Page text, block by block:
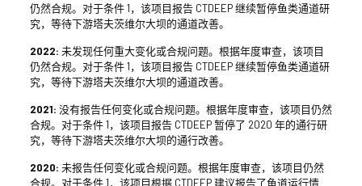
仍然合规。对于条件 1，该项目报告 CTDEEP 继续暂停鱼类通道研
究，等待下游塔夫茨维尔大坝的通道改善。
2022: 未发现任何重大变化或合规问题。根据年度审查，该项目
仍然合规。对于条件 1，该项目报告 CTDEEP 继续暂停鱼类通道研
究，等待下游塔夫茨维尔大坝的通道改善。
2021: 没有报告任何变化或合规问题。根据年度审查，该项目仍然
合规。对于条件 1，该项目报告 CTDEEP 暂停了 2020 年的通行研
究，等待下游塔夫茨维尔大坝的通行改善。
2020: 未报告任何变化或合规问题。根据年度审查，该项目仍然
合规。对于条件 1，该项目根据 CTDEEP 建议报告了鱼道运行情